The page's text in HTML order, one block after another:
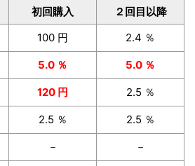
初回購入
２回目以降
100 円 2.4 ％
5.0 ％ 5.0 ％
120 円 2.5 ％
2.5 ％ 2.5 ％
－ －